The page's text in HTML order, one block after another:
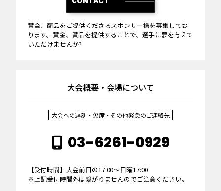
賞金、商品をご提供くださるスポンサー様を募集してお
ります。賞金、賞品を提供することで、選手に夢を与えて
いただけませんか?
大会概要・会場について
大会への遅刻・欠席・その他緊急のご連絡先
03-6261-0929
【受付時間】大会前日の17:00～日曜17:00
※上記受付時間外は繋がりませんのでご注意ください。